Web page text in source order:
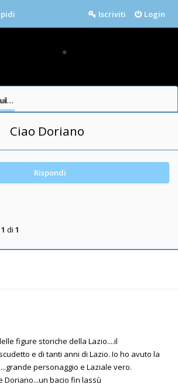
Login
Iscriviti
Aquile in cielo
Ciao Doriano
Rispondi
1 di 1
figure storiche della Lazio....il
e di tanti anni di Lazio. Io ho avuto la
personaggio e Laziale vero.
Doriano...un bacio fin lassù